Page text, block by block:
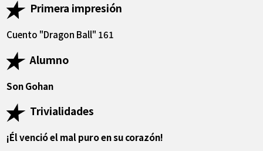
Primera impresión
Cuento "Dragon Ball" 161
Alumno
Son Gohan
Trivialidades
¡Él venció el mal puro en su corazón!